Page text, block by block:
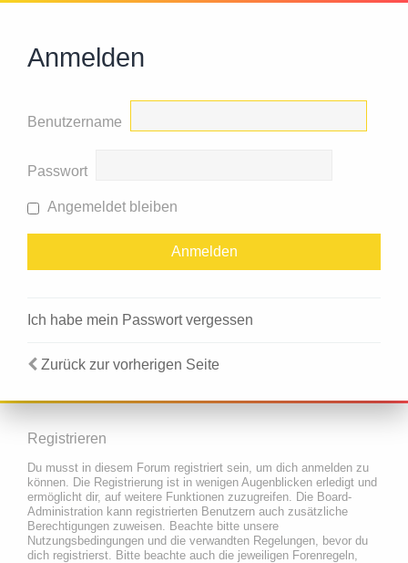
Anmelden
Benutzername
Passwort
Angemeldet bleiben
Ich habe mein Passwort vergessen
Zurück zur vorherigen Seite
Registrieren
Du musst in diesem Forum registriert sein, um dich anmelden zu
können. Die Registrierung ist in wenigen Augenblicken erledigt und
ermöglicht dir, auf weitere Funktionen zuzugreifen. Die Board-
Administration kann registrierten Benutzern auch zusätzliche
Berechtigungen zuweisen. Beachte bitte unsere
Nutzungsbedingungen und die verwandten Regelungen, bevor du
dich registrierst. Bitte beachte auch die jeweiligen Forenregeln,